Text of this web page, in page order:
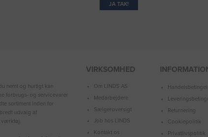
JA TAK!
nemt og hurtigt kan
forbrugs- og servicevarer
sortiment inden for
udvalg af
værktøj.
VIRKSOMHED
Om LINDS AS
Medarbejdere
Sælgeroversigt
Job hos LINDS
Kontakt os
Returnering
Cookiepolitik
Privatlivspolitik